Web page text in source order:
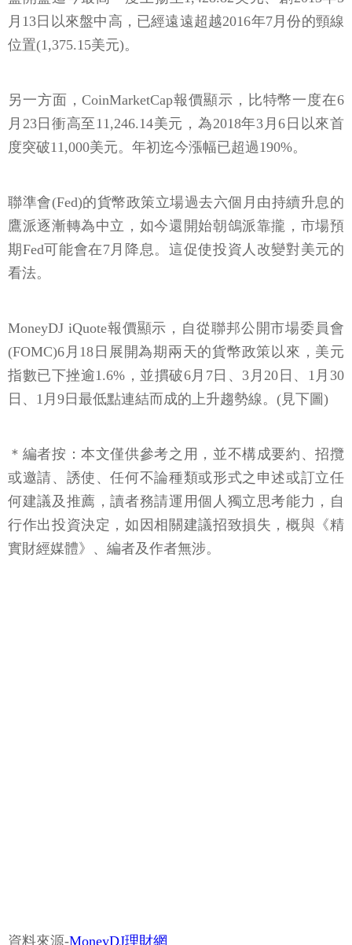
月13日以來盤中高，已經遠遠超越2016年7月份的頸線
位置(1,375.15美元)。
另一方面，CoinMarketCap報價顯示，比特幣一度在6
月23日衝高至11,246.14美元，為2018年3月6日以來首
度突破11,000美元。年初迄今漲幅已超過190%。
聯準會(Fed)的貨幣政策立場過去六個月由持續升息的
鷹派逐漸轉為中立，如今還開始朝鴿派靠攏，市場預
期Fed可能會在7月降息。這促使投資人改變對美元的
看法。
MoneyDJ iQuote報價顯示，自從聯邦公開市場委員會
(FOMC)6月18日展開為期兩天的貨幣政策以來，美元
指數已下挫逾1.6%，並摜破6月7日、3月20日、1月30
日、1月9日最低點連結而成的上升趨勢線。(見下圖)
＊編者按：本文僅供參考之用，並不構成要約、招攬
或邀請、誘使、任何不論種類或形式之申述或訂立任
何建議及推薦，讀者務請運用個人獨立思考能力，自
行作出投資決定，如因相關建議招致損失，概與《精
實財經媒體》、編者及作者無涉。
資料來源-MoneyDJ理財網